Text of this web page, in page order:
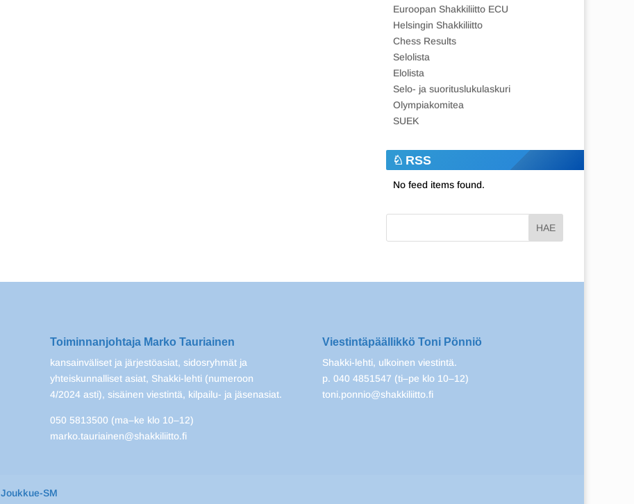
Euroopan Shakkiliitto ECU
Helsingin Shakkiliitto
Chess Results
Selolista
Elolista
Selo- ja suorituslukulaskuri
Olympiakomitea
SUEK
RSS
No feed items found.
Toiminnanjohtaja Marko Tauriainen
kansainväliset ja järjestöasiat, sidosryhmät ja
yhteiskunnalliset asiat, Shakki-lehti (numeroon
4/2024 asti), sisäinen viestintä, kilpailu- ja jäsenasiat.
050 5813500 (ma–ke klo 10–12)
marko.tauriainen@shakkiliitto.fi
Viestintäpäällikkö Toni Pönniö
Shakki-lehti, ulkoinen viestintä.
p. 040 4851547 (ti–pe klo 10–12)
toni.ponnio@shakkiliitto.fi
Joukkue-SM